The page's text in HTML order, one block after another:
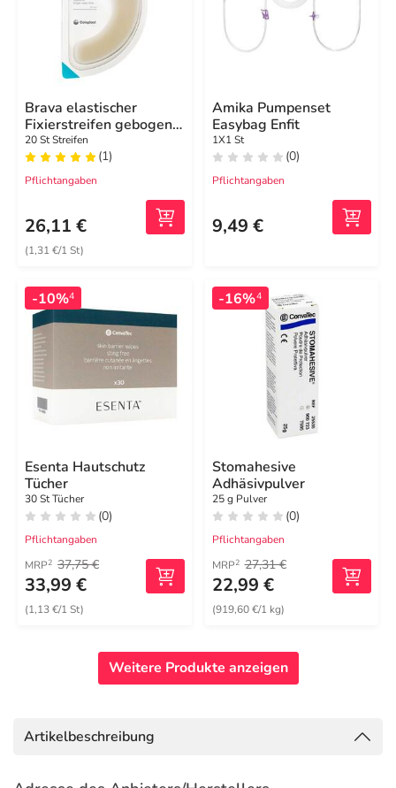
Brava elastischer
Fixierstreifen gebogen
XL
20 St Streifen
(1)
Pflichtangaben
26,11 €
(1,31 €/1 St)
Amika Pumpenset
Easybag Enfit
1X1 St
(0)
Pflichtangaben
9,49 €
-10%4
Esenta Hautschutz
Tücher
30 St Tücher
(0)
Pflichtangaben
MRP2 37,75 €
33,99 €
(1,13 €/1 St)
-16%4
Stomahesive
Adhäsivpulver
25 g Pulver
(0)
Pflichtangaben
MRP2 27,31 €
22,99 €
(919,60 €/1 kg)
Weitere Produkte anzeigen
Artikelbeschreibung